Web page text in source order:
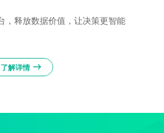
，释放数据价值，让决策更智能
了解详情